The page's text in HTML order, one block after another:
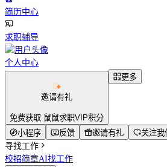
简历中心
求职辅导
个人中心
邀请有礼
免费获取 鼠鼠求职VIP积分
更多
小程序 反馈 邀请有礼
关注我
寻找工作
校招简章AI找工作